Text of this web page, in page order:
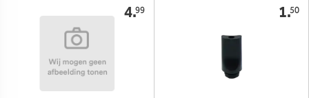
4.99 1.50